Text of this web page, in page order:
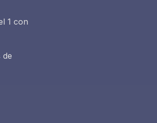
1 con
de